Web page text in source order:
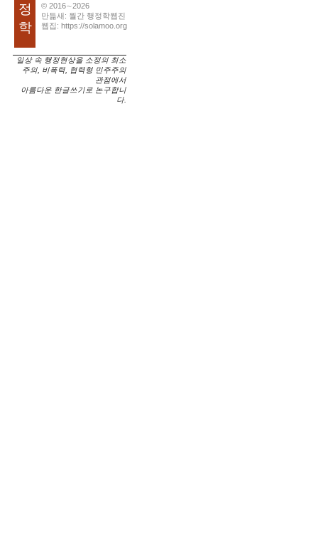
정
학
© 2016∼2026
만듦새: 월간 행정학웹진
웹집: https://solamoo.org
일상 속 행정현상을 소정의 최소
주의, 비폭력, 협력형 민주주의
관점에서
아름다운 한글쓰기로 논구합니
다.